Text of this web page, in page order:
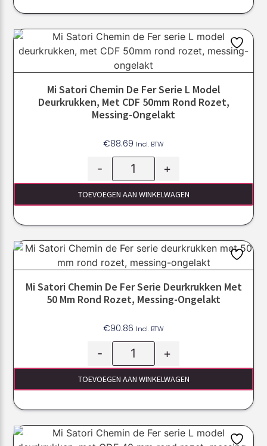
Mi Satori Chemin De Fer Serie L Model
Deurkrukken, Met CDF 50mm Rond Rozet,
Messing-Ongelakt
€88.69 Incl. BTW
- +
TOEVOEGEN AAN WINKELWAGEN
Mi Satori Chemin De Fer Serie Deurkrukken Met
50 Mm Rond Rozet, Messing-Ongelakt
€90.86 Incl. BTW
- +
TOEVOEGEN AAN WINKELWAGEN